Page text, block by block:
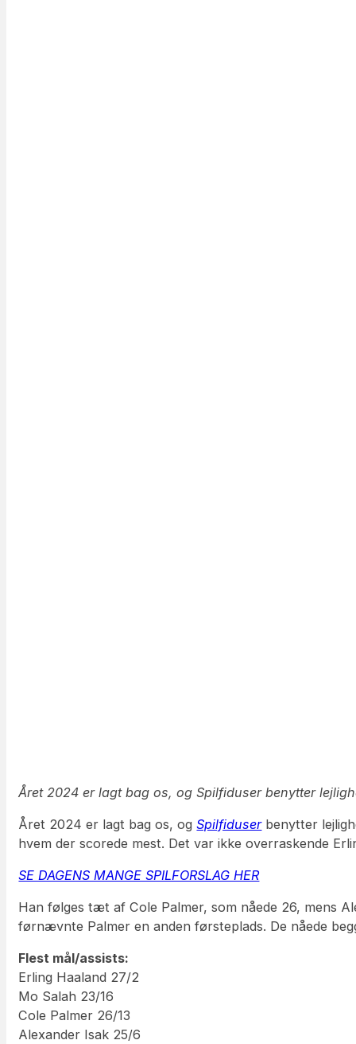
Året 2024 er lagt bag os, og Spilfiduser benytter
Året 2024 er lagt bag os, ogSpilfiduserbenytter
hvem der scorede mest. Det var ikke overraskende
SE DAGENS MANGE SPILFORSLAG HER
Han følges tæt af Cole Palmer, som nåede 26, mens
førnævnte Palmer en anden førsteplads. De nåede
Flest mål/assists:
Erling Haaland 27/2
Mo Salah 23/16
Cole Palmer 26/13
Alexander Isak 25/6